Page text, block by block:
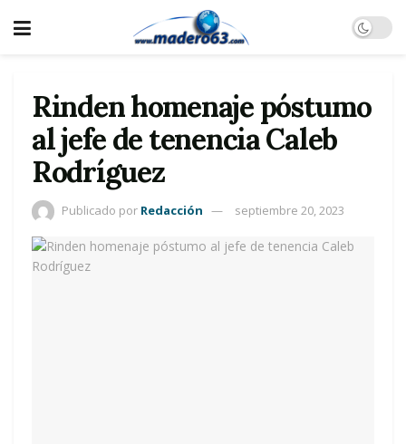
Rinden homenaje póstumo
al jefe de tenencia Caleb
Rodríguez
Publicado por Redacción septiembre 20, 2023